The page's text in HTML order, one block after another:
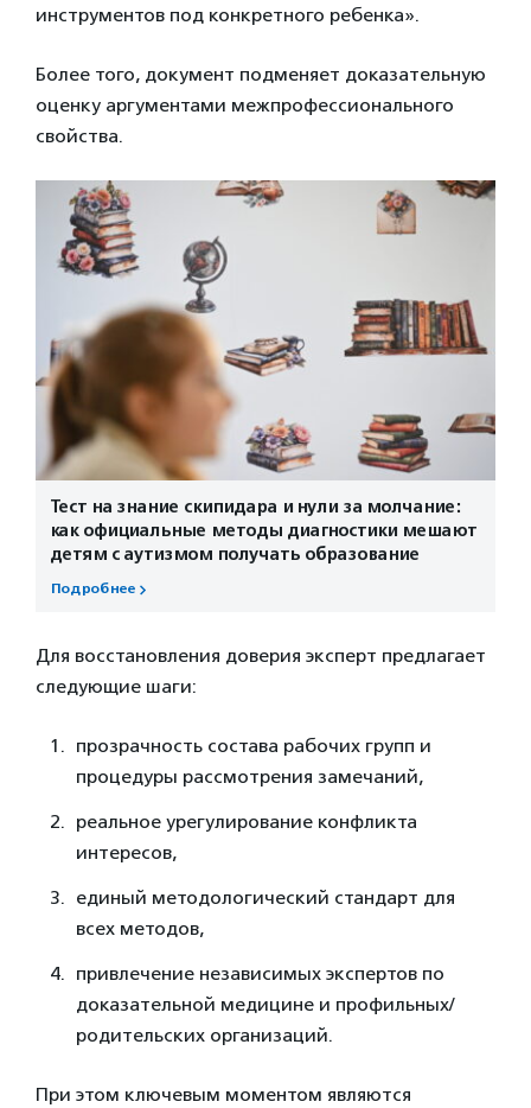
инструментов под конкретного ребенка».
Более того, документ подменяет доказательную
оценку аргументами межпрофессионального
свойства.
Тест на знание скипидара и нули за молчание:
как официальные методы диагностики мешают
детям с аутизмом получать образование
Подробнее
Для восстановления доверия эксперт предлагает
следующие шаги:
прозрачность состава рабочих групп и
процедуры рассмотрения замечаний,
реальное урегулирование конфликта
интересов,
единый методологический стандарт для
всех методов,
привлечение независимых экспертов по
доказательной медицине и профильных/
родительских организаций.
При этом ключевым моментом являются